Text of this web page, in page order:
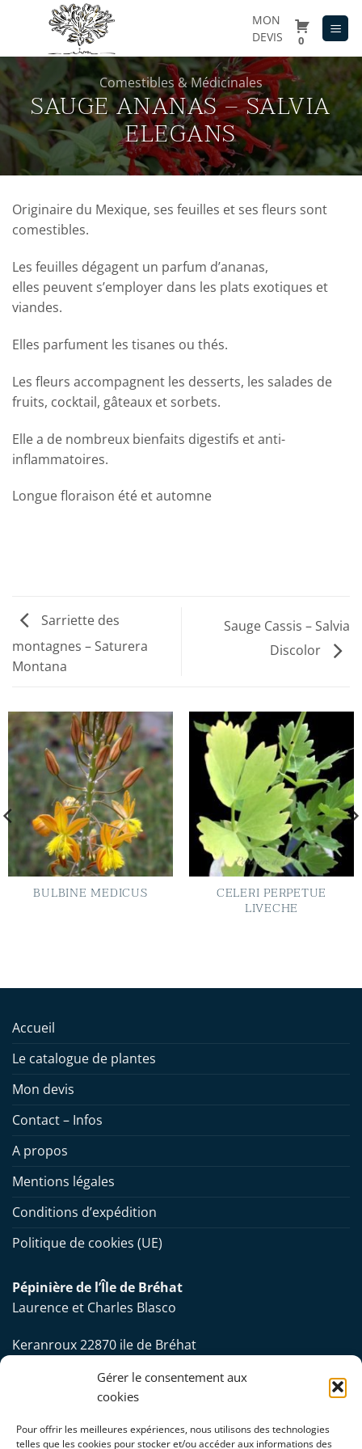
Gérer le consentement aux
cookies
Pour offrir les meilleures expériences, nous utilisons des technologies
telles que les cookies pour stocker et/ou accéder aux informations des
contenu
MON
DEVIS
0
Comestibles & Médicinales
SAUGE ANANAS – SALVIA
ELEGANS
Originaire du Mexique, ses feuilles et ses fleurs sont
comestibles.
Les feuilles dégagent un parfum d’ananas,
elles peuvent s’employer dans les plats exotiques et
viandes.
Elles parfument les tisanes ou thés.
Les fleurs accompagnent les desserts, les salades de
fruits, cocktail, gâteaux et sorbets.
Elle a de nombreux bienfaits digestifs et anti-
inflammatoires.
Longue floraison été et automne
Sarriette des
montagnes – Saturera
Montana
Sauge Cassis – Salvia
Discolor
BULBINE MEDICUS CELERI PERPETUE
LIVECHE
Accueil
Le catalogue de plantes
Mon devis
Contact – Infos
A propos
Mentions légales
Conditions d’expédition
Politique de cookies (UE)
Pépinière de l’Île de Bréhat
Laurence et Charles Blasco
Keranroux 22870 ile de Bréhat
(+33) 06 86 12 86 09 / 06 32 39 12 54
Mail contact@pepiniere-brehat.com